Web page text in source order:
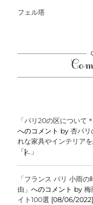
フェル塔
「パリ20の区について
へのコメント by 杏パリ
れな家具やインテリア
「[̷...」
「フランス パリ 小雨
由」 へのコメント by 梅
イト100選 [08/06/2022]